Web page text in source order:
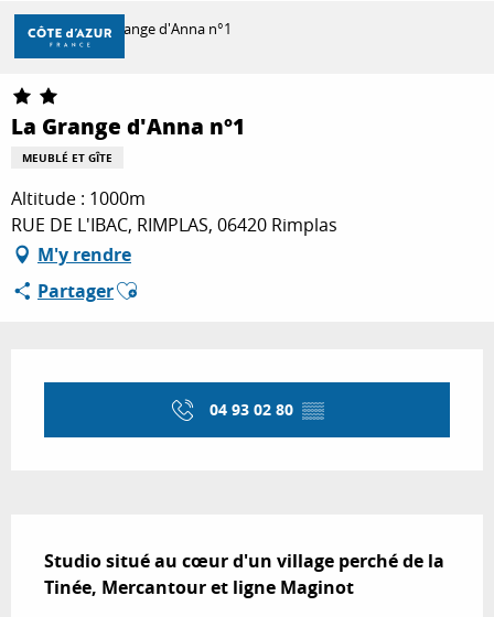
Aller
contenu
principal
DÉCOUVRIR
À FAIRE
SÉJOURNER
Accueil La Grange d'Anna n°1
La Grange d'Anna n°1
MEUBLÉ ET GÎTE
Altitude : 1000m
RUE DE L'IBAC, RIMPLAS, 06420 Rimplas
M'y rendre
PartagerAjouter aux favoris
04 93 02 80 ▒▒
Studio situé au cœur d'un village perché de la
Tinée, Mercantour et ligne Maginot